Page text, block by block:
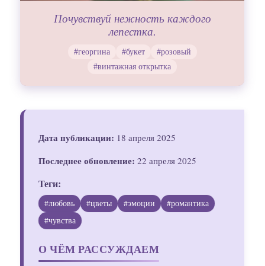
Почувствуй нежность каждого
лепестка.
#георгина #букет
#розовый
#винтажная открытка
Дата публикации: 18 апреля 2025
Последнее обновление: 22 апреля 2025
Теги:
#любовь #цветы #эмоции
#романтика
#чувства
О ЧЁМ РАССУЖДАЕМ